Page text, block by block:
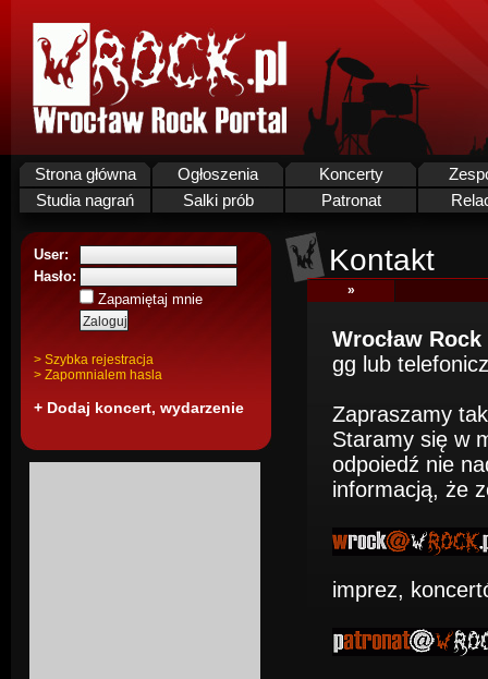
Strona główna Ogłoszenia Koncerty
Studia nagrań
Salki prób Patronat
User:
Hasło:
Zapamiętaj mnie
> Szybka rejestracja
> Zapomnialem hasla
+ Dodaj koncert, wydarzenie
Kontakt
»
Wrocław
gg lub
Zapraszamy
Staramy się w
odpoiedź nie
informacją, że
imprez,